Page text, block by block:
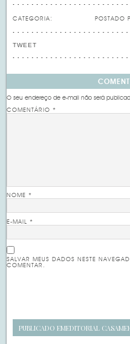
CATEGORIA: POSTADO
TWEET
O seu endereço de e-mail não será
COMENTÁRIO*
NOME*
E-MAIL*
SALVAR MEUS DADOS NESTE
COMENTAR.
PUBLICADO EMEDITORIAL